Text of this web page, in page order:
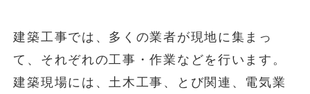
建築工事では、多くの業者が現地に集まっ
て、それぞれの工事・作業などを行います。
建築現場には、土木工事、とび関連、電気業